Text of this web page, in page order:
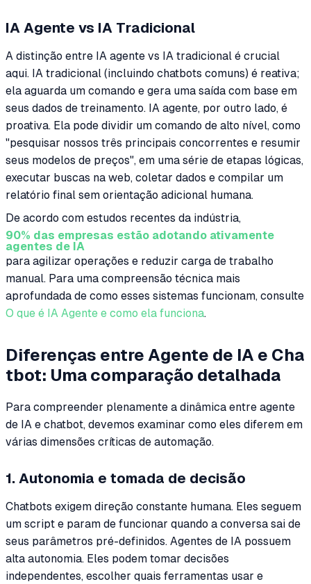
IA Agente vs IA Tradicional
A distinção entre IA agente vs IA tradicional é crucial
aqui. IA tradicional (incluindo chatbots comuns) é reativa;
ela aguarda um comando e gera uma saída com base em
seus dados de treinamento. IA agente, por outro lado, é
proativa. Ela pode dividir um comando de alto nível, como
"pesquisar nossos três principais concorrentes e resumir
seus modelos de preços", em uma série de etapas lógicas,
executar buscas na web, coletar dados e compilar um
relatório final sem orientação adicional humana.
De acordo com estudos recentes da indústria,
90% das empresas estão adotando ativamente
agentes de IA
para agilizar operações e reduzir carga de trabalho
manual. Para uma compreensão técnica mais
aprofundada de como esses sistemas funcionam, consulte
O que é IA Agente e como ela funciona.
Diferenças entre Agente de IA e Cha
tbot: Uma comparação detalhada
Para compreender plenamente a dinâmica entre agente
de IA e chatbot, devemos examinar como eles diferem em
várias dimensões críticas de automação.
1. Autonomia e tomada de decisão
Chatbots exigem direção constante humana. Eles seguem
um script e param de funcionar quando a conversa sai de
seus parâmetros pré-definidos. Agentes de IA possuem
alta autonomia. Eles podem tomar decisões
independentes, escolher quais ferramentas usar e